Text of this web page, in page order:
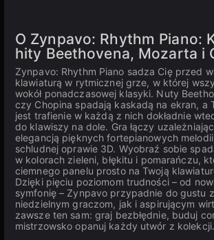
O Zynpavo: Rhythm Piano:
hity Beethovena, Mozarta i
Zynpavo: Rhythm Piano sadza Cię przed
klawiaturą w rytmicznej grze, w której
wokół ponadczasowej klasyki. Nuty
czy Chopina spadają kaskadą na ekran, a
jest trafienie w każdą z nich dokładnie
do klawiszy na dole. Gra łączy
elegancją pięknych fortepianowych
schludnej oprawie 3D. Wyobraź sobie
w kolorach zieleni, błękitu i pomarańczu,
ciemnego panelu prosto na Twoją
Dzięki pięciu poziomom trudności – od
symfonię – Zynpavo przypadnie do gustu
niedzielnym graczom, jak i aspirującym
zawsze ten sam: graj bezbłędnie, buduj
mistrzowsko opanuj każdy utwór z kolekcji.